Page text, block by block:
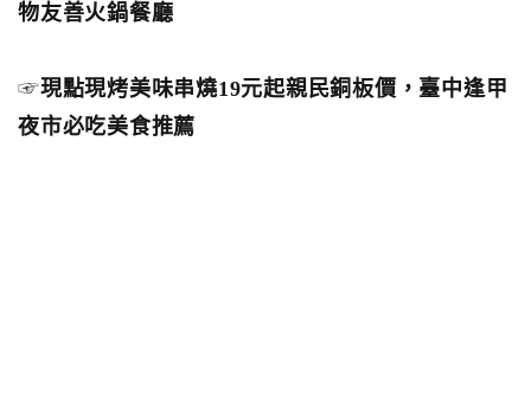
物友善火鍋餐廳
☞現點現烤美味串燒19元起親民銅板價，臺中逢甲
夜市必吃美食推薦